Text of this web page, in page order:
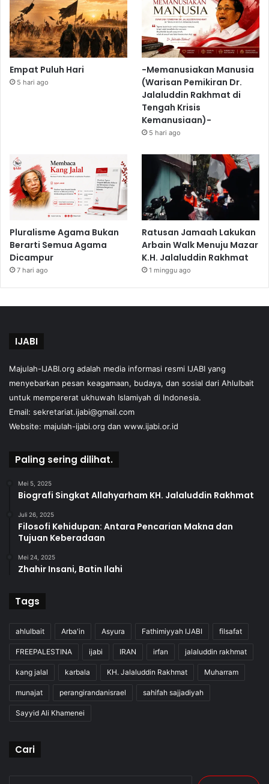
Empat Puluh Hari
5 hari ago
-Memanusiakan Manusia
(Warisan Pemikiran Dr.
Jalaluddin Rakhmat di
Tengah Krisis
Kemanusiaan)-
5 hari ago
Pluralisme Agama Bukan
Berarti Semua Agama
Dicampur
7 hari ago
Ratusan Jamaah Lakukan
Arbain Walk Menuju Mazar
K.H. Jalaluddin Rakhmat
1 minggu ago
IJABI
Majulah-IJABI.org adalah media informasi resmi IJABI yang
menyebarkan pesan keagamaan, budaya, dan sosial dari Ahlulbait
untuk mempererat ukhuwah Islamiyah di Indonesia.
Email: sekretariat.ijabi@gmail.com
Website: majulah-ijabi.org dan www.ijabi.or.id
Paling sering dilihat.
Mei 5, 2025
Biografi Singkat Allahyarham KH. Jalaluddin Rakhmat
Juli 26, 2025
Filosofi Kehidupan: Antara Pencarian Makna dan
Tujuan Keberadaan
Mei 24, 2025
Zhahir Insani, Batin Ilahi
Tags
ahlulbait Arba'in Asyura Fathimiyyah IJABI filsafat
FREEPALESTINA ijabi IRAN irfan jalaluddin rakhmat
kang jalal karbala KH. Jalaluddin Rakhmat Muharram
munajat perangirandanisrael sahifah sajjadiyah
Sayyid Ali Khamenei
Cari
Cari